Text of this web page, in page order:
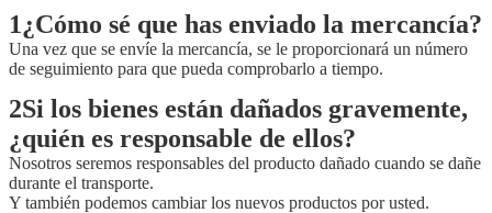
1¿Cómo sé que has enviado la mercancía?
Una vez que se envíe la mercancía, se le proporcionará un número
de seguimiento para que pueda comprobarlo a tiempo.
2Si los bienes están dañados gravemente,
¿quién es responsable de ellos?
Nosotros seremos responsables del producto dañado cuando se dañe
durante el transporte.
Y también podemos cambiar los nuevos productos por usted.